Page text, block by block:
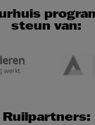
steun van:
Ruilpartners: